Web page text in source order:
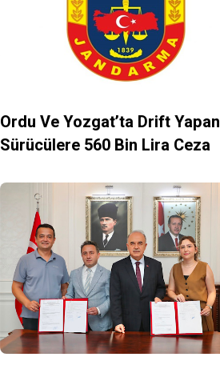
Ordu Ve Yozgat’ta Drift Yapan
Sürücülere 560 Bin Lira Ceza